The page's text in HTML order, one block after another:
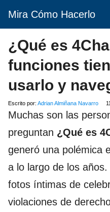
Mira Cómo Hacerlo
¿Qué es
funciones
usarlo y
Escrito por: Adrian Almiñana Navarro
Muchas son las
preguntan ¿Qué es
generó una polémica
a lo largo de los
fotos íntimas de
violaciones de